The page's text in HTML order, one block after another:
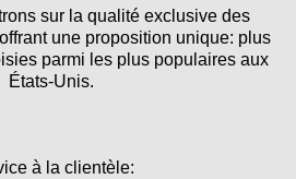
sur la qualité exclusive des
une proposition unique: plus
parmi les plus populaires aux
États-Unis.
à la clientèle: